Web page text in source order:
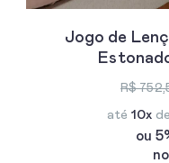
Jogo de
R$
até 10x de
ou